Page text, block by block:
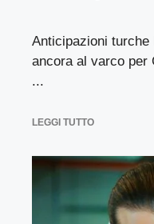
Anticipazioni
ancora al varco per
...
LEGGI TUTTO